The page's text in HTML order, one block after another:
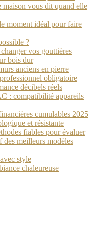
maison vous dit quand elle
moment idéal pour faire
?
vos gouttières
bois dur
anciens en pierre
obligatoire
décibels réels
: compatibilité appareils
cumulables 2025
et résistante
fiables pour évaluer
meilleurs modèles
style
chaleureuse